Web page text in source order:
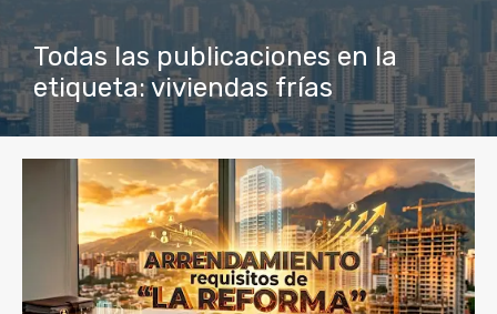
Todas las publicaciones en la
etiqueta: viviendas frías